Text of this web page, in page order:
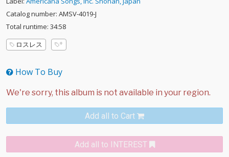
Catalog number: AMSV-4019-J
Total runtime: 34:58
ロスレス
How To Buy
Add all to Cart
Add all to INTEREST